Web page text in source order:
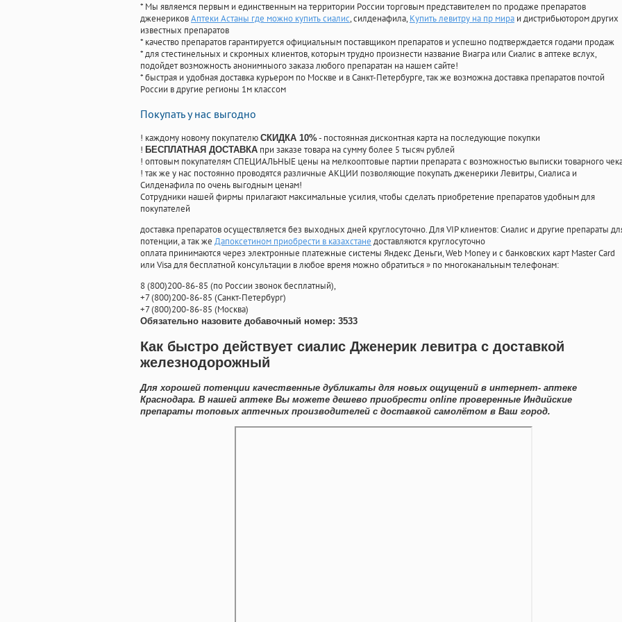
* Мы являемся первым и единственным на территории России торговым представителем по продаже препаратов
дженериковАптеки Астаны где можно купить сиалис, силденафила, Купить левитру на пр мира и дистрибьютором других
известных препаратов
* качество препаратов гарантируется официальным поставщиком препаратов и успешно подтверждается годами продаж
* для стестинельных и скромных клиентов, которым трудно произнести название Виагра или Сиалис в аптеке вслух,
подойдет возможность анонимныого заказа любого препаратан на нашем сайте!
* быстрая и удобная доставка курьером по Москве и в Санкт-Петербурге, так же возможна доставка препаратов почтой
России в другие регионы 1м классом
Покупать у нас выгодно
! каждому новому покупателю СКИДКА 10%- постоянная дисконтная карта на последующие покупки
! БЕСПЛАТНАЯ ДОСТАВКА при заказе товара на сумму более 5 тысяч рублей
! оптовым покупателям СПЕЦИАЛЬНЫЕ цены на мелкооптовые партии препарата с возможностью выписки товарного
! так же у нас постоянно проводятся различные АКЦИИ позволяющие покупать дженерики Левитры, Сиалиса и
Силденафила по очень выгодным ценам!
Cотрудники нашей фирмы прилагают максимальные усилия, чтобы сделать приобретение препаратов удобным для
покупателей
доставка препаратов осуществляется без выходных дней круглосуточно. Для VIP клиентов: Сиалис и другие препараты
потенции, а так же Дапоксетином приобрести в казахстане доставляются круглосуточно
оплата принимаются через электронные платежные системы Яндекс Деньги, Web Money и с банковских карт Master Card
или Visa для бесплатной консультации в любое время можно обратиться» по многоканальным телефонам:
8(800)200-86-85 (по России звонок бесплатный),
+7(800)200-86-85 (Санкт-Петербург)
+7(800)200-86-85 (Москва)
Обязательно назовите добавочный номер: 3533
Как быстро действует сиалис Дженерик левитра с доставкой
железнодорожный
Для хорошей потенции качественные дубликаты для новых ощущений в интернет- аптеке
Краснодара. В нашей аптеке Вы можете дешево приобрести online проверенные Индийские
препараты топовых аптечных производителей с доставкой самолётом в Ваш город.